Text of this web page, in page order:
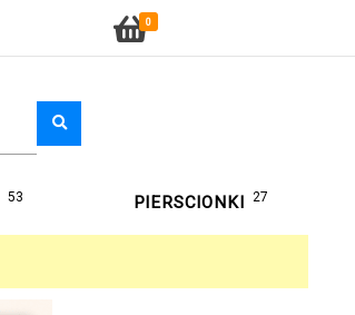
0
53 PIERSCIONKI 27